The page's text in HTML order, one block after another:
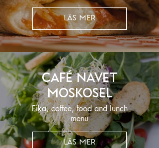
LÄS MER
Café Navet
Moskosel
Fika, coffee, food and lunch
menu
LÄS MER